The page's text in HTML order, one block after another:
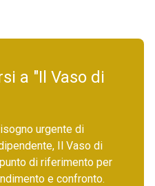
a "Il Vaso di
urgente di
Il Vaso di
di riferimento per
e confronto.